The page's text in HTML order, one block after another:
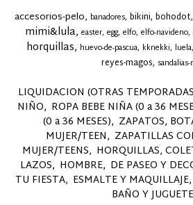
accesorios-pelo banadores bikini bohodot
mimi&lula easter egg elfo elfo-navideno
horquillas huevo-de-pascua kknekki luela
reyes-magos
LIQUIDACION (OTRAS
NIÑO ROPA BEBE NIÑA (0 a 36
(0 a 36 MESES) ZAPATOS,
MUJER/TEEN ZAPATILLAS
MUJER/TEENS HORQUILLAS,
LAZOS HOMBRE DE PASEO Y
TU FIESTA ESMALTE Y MAQUILLAJE
BAÑO Y